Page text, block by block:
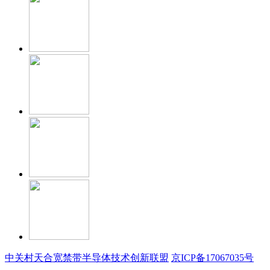
中关村天合宽禁带半导体技术创新联盟 京ICP备17067035号